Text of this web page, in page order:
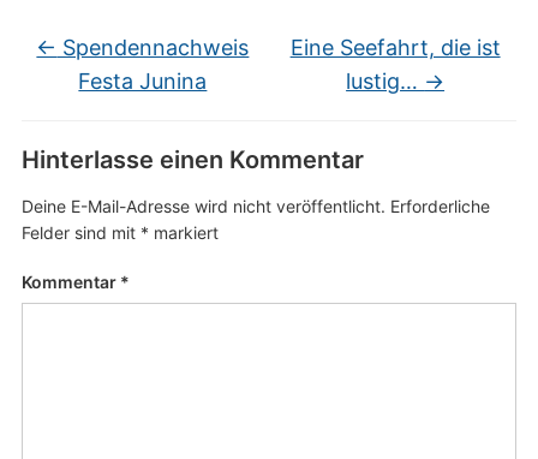
← Spendennachweis
Festa Junina
Eine Seefahrt, die ist
lustig… →
Hinterlasse einen Kommentar
Deine E-Mail-Adresse wird nicht veröffentlicht. Erforderliche
Felder sind mit * markiert
Kommentar *